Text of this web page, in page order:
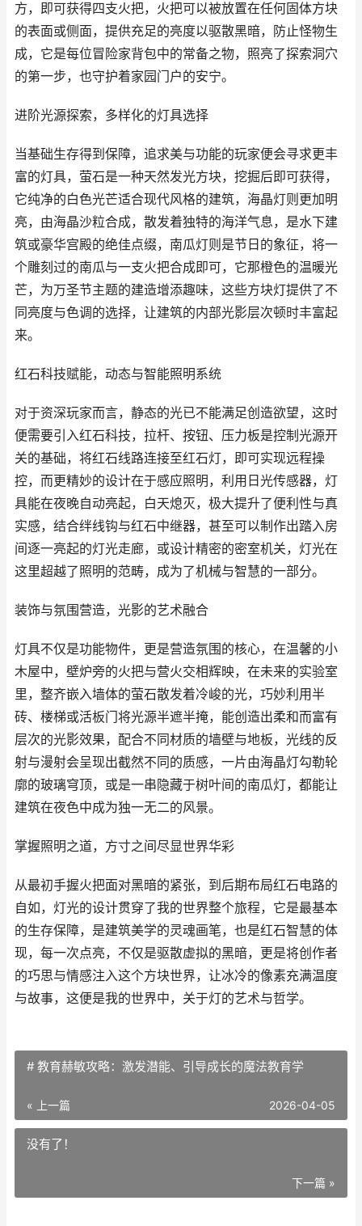
方，即可获得四支火把，火把可以被放置在任何固体方块
的表面或侧面，提供充足的亮度以驱散黑暗，防止怪物生
成，它是每位冒险家背包中的常备之物，照亮了探索洞穴
的第一步，也守护着家园门户的安宁。
进阶光源探索，多样化的灯具选择
当基础生存得到保障，追求美与功能的玩家便会寻求更丰
富的灯具，萤石是一种天然发光方块，挖掘后即可获得，
它纯净的白色光芒适合现代风格的建筑，海晶灯则更加明
亮，由海晶沙粒合成，散发着独特的海洋气息，是水下建
筑或豪华宫殿的绝佳点缀，南瓜灯则是节日的象征，将一
个雕刻过的南瓜与一支火把合成即可，它那橙色的温暖光
芒，为万圣节主题的建造增添趣味，这些方块灯提供了不
同亮度与色调的选择，让建筑的内部光影层次顿时丰富起
来。
红石科技赋能，动态与智能照明系统
对于资深玩家而言，静态的光已不能满足创造欲望，这时
便需要引入红石科技，拉杆、按钮、压力板是控制光源开
关的基础，将红石线路连接至红石灯，即可实现远程操
控，而更精妙的设计在于感应照明，利用日光传感器，灯
具能在夜晚自动亮起，白天熄灭，极大提升了便利性与真
实感，结合绊线钩与红石中继器，甚至可以制作出踏入房
间逐一亮起的灯光走廊，或设计精密的密室机关，灯光在
这里超越了照明的范畴，成为了机械与智慧的一部分。
装饰与氛围营造，光影的艺术融合
灯具不仅是功能物件，更是营造氛围的核心，在温馨的小
木屋中，壁炉旁的火把与营火交相辉映，在未来的实验室
里，整齐嵌入墙体的萤石散发着冷峻的光，巧妙利用半
砖、楼梯或活板门将光源半遮半掩，能创造出柔和而富有
层次的光影效果，配合不同材质的墙壁与地板，光线的反
射与漫射会呈现出截然不同的质感，一片由海晶灯勾勒轮
廓的玻璃穹顶，或是一串隐藏于树叶间的南瓜灯，都能让
建筑在夜色中成为独一无二的风景。
掌握照明之道，方寸之间尽显世界华彩
从最初手握火把面对黑暗的紧张，到后期布局红石电路的
自如，灯光的设计贯穿了我的世界整个旅程，它是最基本
的生存保障，是建筑美学的灵魂画笔，也是红石智慧的体
现，每一次点亮，不仅是驱散虚拟的黑暗，更是将创作者
的巧思与情感注入这个方块世界，让冰冷的像素充满温度
与故事，这便是我的世界中，关于灯的艺术与哲学。
# 教育赫敏攻略：激发潜能、引导成长的魔法教育学
« 上一篇 2026-04-05
没有了！
下一篇 »